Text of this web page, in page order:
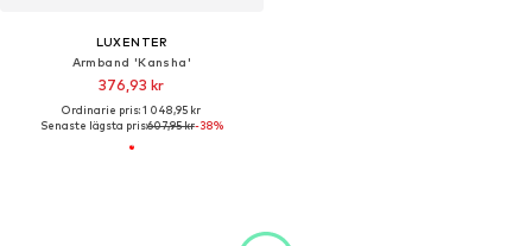
LUXENTER
Armband 'Kansha'
376,93 kr
Ordinarie pris: 1 048,95 kr
Senaste lägsta pris:607,95 kr-38%